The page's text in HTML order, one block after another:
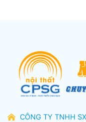
CÔNG TY TNHH